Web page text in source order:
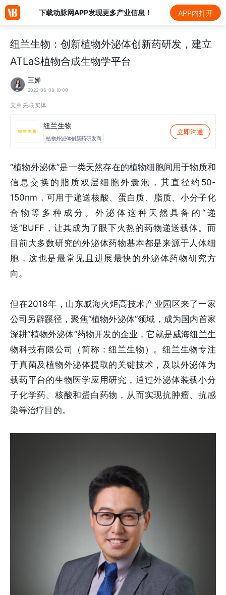
下载动脉网APP发现更多产业信息！ APP内打开
纽兰生物：创新植物外泌体创新药研发，建立
ATLaS植物合成生物学平台
王婵
2022-06-08 10:00
文章关联实体
纽兰生物
植物外泌体创新药研发商
立即沟通
“植物外泌体”是一类天然存在的植物细胞间用于物质和
信息交换的脂质双层细胞外囊泡，其直径约50-
150nm，可用于递送核酸、蛋白质、脂质、小分子化
合物等多种成分。外泌体这种天然具备的“递
送”BUFF，让其成为了眼下火热的药物递送载体。而
目前大多数研究的外泌体药物基本都是来源于人体细
胞，这也是最常见且进展最快的外泌体药物研究方
向。
但在2018年，山东威海火炬高技术产业园区来了一家
公司另辟蹊径，聚焦“植物外泌体”领域，成为国内首家
深耕“植物外泌体”药物开发的企业，它就是威海纽兰生
物科技有限公司（简称：纽兰生物）。纽兰生物专注
于真菌及植物外泌体提取的关键技术，及以外泌体为
载药平台的生物医学应用研究，通过外泌体装载小分
子化学药、核酸和蛋白药物，从而实现抗肿瘤、抗感
染等治疗目的。